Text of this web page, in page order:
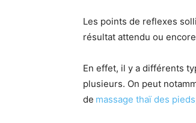
Les points de reflexes
résultat attendu ou
En effet, il y a différents
plusieurs. On peut
de massage thaï des